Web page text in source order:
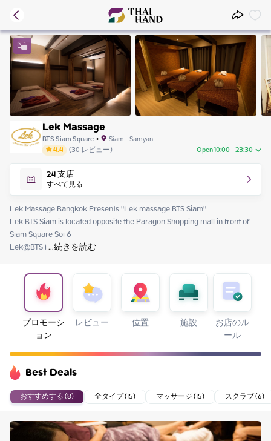
Lek Massage
BTS Siam Square• Siam - Samyan
4.4 (30 レビュー) Open 10:00 - 23:30
Thursday 10:00 - 23:30
Friday 10:00 - 23:30
Saturday 10:00 - 23:30
Sunday
Monday 10:00 - 23:30
Tuesday
Wednesday
24支店
すべて見る
Lek Massage Bangkok Presents "Lek massage BTS Siam"
Lek BTS Siam is located opposite the Paragon Shopping mall in front of
Siam Square Soi 6
Lek@BTS i ...続きを読む
プロモーシ
ョン
レビュー 位置 施設 お店のル
ール
Best Deals
おすすめする (8) 全タイプ (15) マッサージ (15) スクラブ (6)